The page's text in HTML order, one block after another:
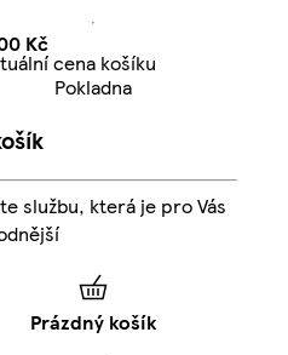
KčAktuální cena košíku
Kč
cena košíku
Pokladna
službu, která je pro Vás
Prázdný košík